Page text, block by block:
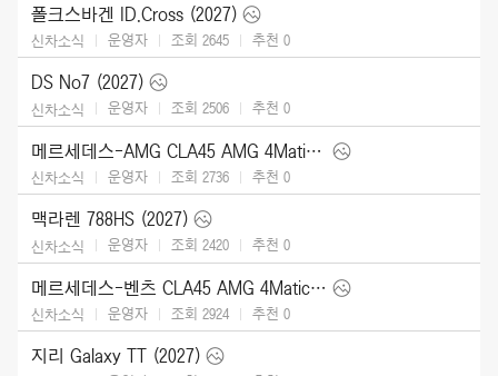
폴크스바겐 ID.Cross (2027)
신차소식 운영자 조회 2645 추천 0
DS No7 (2027)
신차소식 운영자 조회 2506 추천 0
메르세데스-AMG CLA45 AMG 4Matic (2027)
신차소식 운영자 조회 2736 추천 0
맥라렌 788HS (2027)
신차소식 운영자 조회 2420 추천 0
메르세데스-벤츠 CLA45 AMG 4Matic (2027)
신차소식 운영자 조회 2924 추천 0
지리 Galaxy TT (2027)